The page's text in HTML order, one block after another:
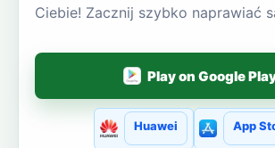
Ciebie! Zacznij szybko naprawiać
Play on Google
Huawei App